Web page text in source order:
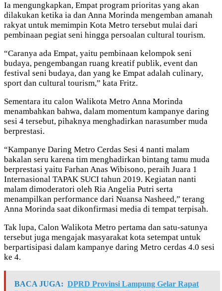
Ia mengungkapkan, Empat program prioritas yang akan
dilakukan ketika ia dan Anna Morinda mengemban amanah
rakyat untuk memimpin Kota Metro tersebut mulai dari
pembinaan pegiat seni hingga persoalan cultural tourism.
“Caranya ada Empat, yaitu pembinaan kelompok seni
budaya, pengembangan ruang kreatif publik, event dan
festival seni budaya, dan yang ke Empat adalah culinary,
sport dan cultural tourism,” kata Fritz.
Sementara itu calon Walikota Metro Anna Morinda
menambahkan bahwa, dalam momentum kampanye daring
sesi 4 tersebut, pihaknya menghadirkan narasumber muda
berprestasi.
“Kampanye Daring Metro Cerdas Sesi 4 nanti malam
bakalan seru karena tim menghadirkan bintang tamu muda
berprestasi yaitu Farhan Anas Wibisono, peraih Juara 1
Internasional TAPAK SUCI tahun 2019. Kegiatan nanti
malam dimoderatori oleh Ria Angelia Putri serta
menampilkan performance dari Nuansa Nasheed,” terang
Anna Morinda saat dikonfirmasi media di tempat terpisah.
Tak lupa, Calon Walikota Metro pertama dan satu-satunya
tersebut juga mengajak masyarakat kota setempat untuk
berpartisipasi dalam kampanye daring Metro cerdas 4.0 sesi
ke 4.
BACA JUGA: DPRD Provinsi Lampung Gelar Rapat